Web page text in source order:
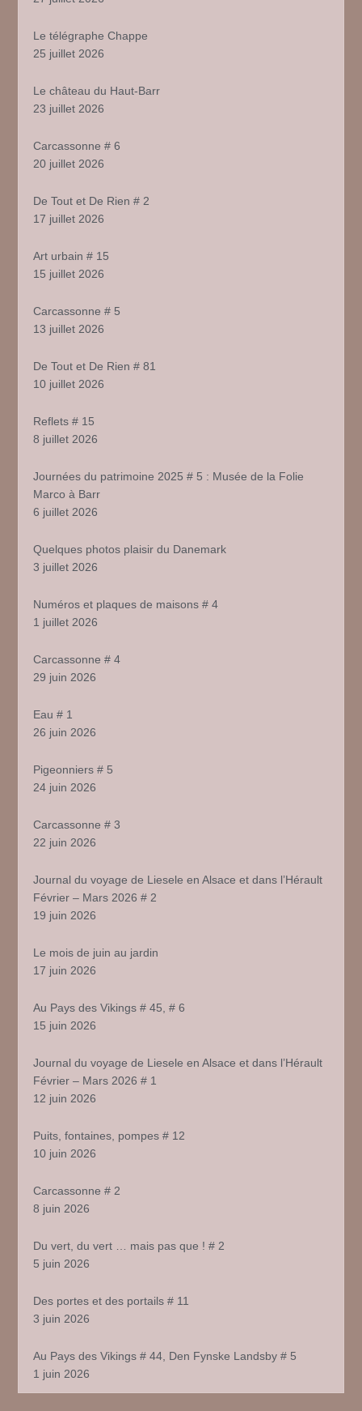
Le télégraphe Chappe
25 juillet 2026
Le château du Haut-Barr
23 juillet 2026
Carcassonne # 6
20 juillet 2026
De Tout et De Rien # 2
17 juillet 2026
Art urbain # 15
15 juillet 2026
Carcassonne # 5
13 juillet 2026
De Tout et De Rien # 81
10 juillet 2026
Reflets # 15
8 juillet 2026
Journées du patrimoine 2025 # 5 : Musée de la Folie
Marco à Barr
6 juillet 2026
Quelques photos plaisir du Danemark
3 juillet 2026
Numéros et plaques de maisons # 4
1 juillet 2026
Carcassonne # 4
29 juin 2026
Eau # 1
26 juin 2026
Pigeonniers # 5
24 juin 2026
Carcassonne # 3
22 juin 2026
Journal du voyage de Liesele en Alsace et dans l’Hérault
Février – Mars 2026 # 2
19 juin 2026
Le mois de juin au jardin
17 juin 2026
Au Pays des Vikings # 45, # 6
15 juin 2026
Journal du voyage de Liesele en Alsace et dans l’Hérault
Février – Mars 2026 # 1
12 juin 2026
Puits, fontaines, pompes # 12
10 juin 2026
Carcassonne # 2
8 juin 2026
Du vert, du vert … mais pas que ! # 2
5 juin 2026
Des portes et des portails # 11
3 juin 2026
Au Pays des Vikings # 44, Den Fynske Landsby # 5
1 juin 2026